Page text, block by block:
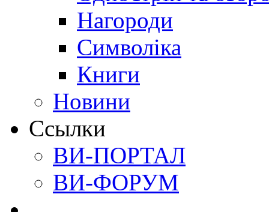
Нагороди
Символіка
Книги
Новини
Ссылки
ВИ-ПОРТАЛ
ВИ-ФОРУМ